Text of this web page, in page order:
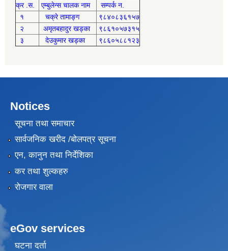
क्र .स. एम्बुलेन्स चालक नाम
सम्पर्क न.
१
चक्रे तामाङ्ग
९८४०८३६१५७
२
अमृतबहादुर खड्का
९८६१०५७३१५
३
देउकुमार खड्का ९८६०५८८१२३
Notices
सूचना तथा समाचार
सार्वजनिक खरीद /बोलपत्र सूचना
एन, कानुन तथा निर्देशिका
कर तथा शुल्कहरु
रोजगार वाला
eGov services
घटना दर्ता